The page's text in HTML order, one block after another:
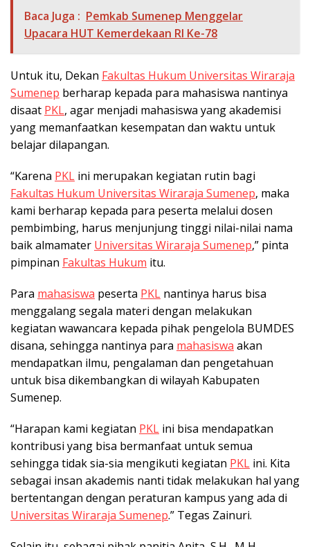
Baca Juga : Pemkab Sumenep Menggelar
Upacara HUT Kemerdekaan RI Ke-78
Untuk itu, Dekan Fakultas Hukum Universitas Wiraraja
Sumenep berharap kepada para mahasiswa nantinya
disaat PKL, agar menjadi mahasiswa yang akademisi
yang memanfaatkan kesempatan dan waktu untuk
belajar dilapangan.
“Karena PKL ini merupakan kegiatan rutin bagi
Fakultas Hukum Universitas Wiraraja Sumenep, maka
kami berharap kepada para peserta melalui dosen
pembimbing, harus menjunjung tinggi nilai-nilai nama
baik almamater Universitas Wiraraja Sumenep,” pinta
pimpinan Fakultas Hukum itu.
Para mahasiswa peserta PKL nantinya harus bisa
menggalang segala materi dengan melakukan
kegiatan wawancara kepada pihak pengelola BUMDES
disana, sehingga nantinya para mahasiswa akan
mendapatkan ilmu, pengalaman dan pengetahuan
untuk bisa dikembangkan di wilayah Kabupaten
Sumenep.
“Harapan kami kegiatan PKL ini bisa mendapatkan
kontribusi yang bisa bermanfaat untuk semua
sehingga tidak sia-sia mengikuti kegiatan PKL ini. Kita
sebagai insan akademis nanti tidak melakukan hal yang
bertentangan dengan peraturan kampus yang ada di
Universitas Wiraraja Sumenep.” Tegas Zainuri.